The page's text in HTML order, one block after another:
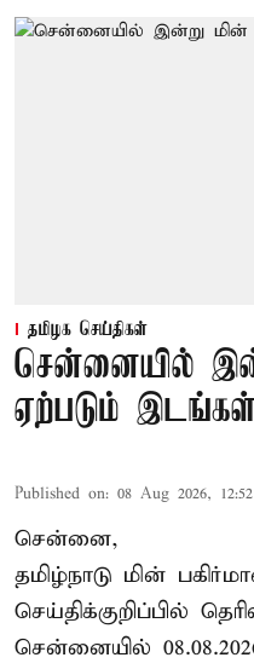
தமிழக செய்திகள்
சென்னையில்
ஏற்படும்
Published on: 08 Aug 2026,
சென்னை,
தமிழ்நாடு மின்
செய்திக்குறிப்பில்
சென்னையில்